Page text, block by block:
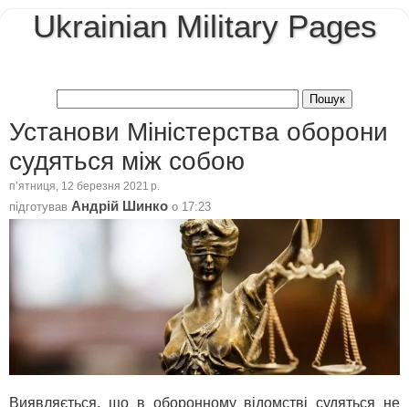
Ukrainian Military Pages
Установи Міністерства оборони
судяться між собою
пʼятниця, 12 березня 2021 р.
підготував Андрій Шинко о 17:23
Виявляється, що в оборонному відомстві судяться не